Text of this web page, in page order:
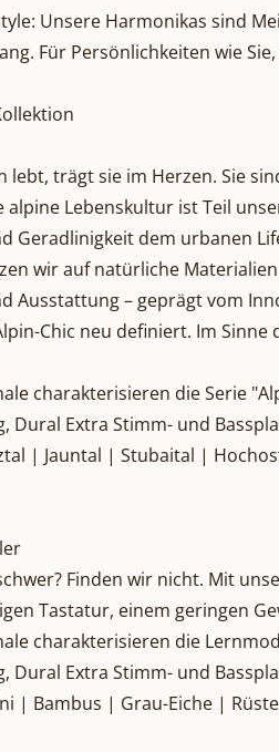
Unsere Harmonikas sind
Für Persönlichkeiten wie
lebt, trägt sie im Herzen. Sie
alpine Lebenskultur ist Teil
Geradlinigkeit dem urbanen
wir auf natürliche
Ausstattung – geprägt vom
Chic neu definiert. Im
charakterisieren die Serie
Dural Extra Stimm- und
| Jauntal | Stubaital |
Finden wir nicht. Mit
Tastatur, einem geringen
charakterisieren die
Dural Extra Stimm- und
| Bambus | Grau-Eiche |